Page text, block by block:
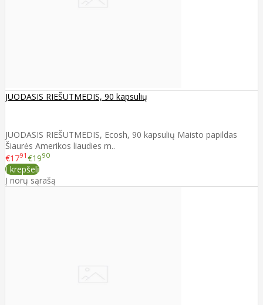
JUODASIS RIEŠUTMEDIS, 90 kapsulių
JUODASIS RIEŠUTMEDIS, Ecosh, 90 kapsulių Maisto papildas
Šiaurės Amerikos liaudies m..
€1791 €1990
Į krepšelį
Į norų sąrašą